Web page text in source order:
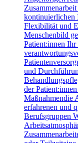
kontinuierlichen
Flexibilität und
Menschenbild
Patient:innen
und
der
Maßnahmendie
erfahrenen und
Berufsgruppen